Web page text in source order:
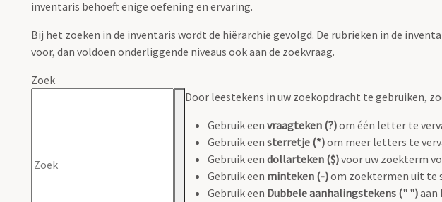
inventaris behoeft enige oefening en ervaring.
Bij het zoeken in de inventaris wordt de hiërarchie gevolgd. De rubrieken in de
voor, dan voldoen onderliggende niveaus ook aan de zoekvraag.
Zoek
Door leestekens in uw zoekopdracht te gebruiken,
Gebruik een vraagteken (?)om één letter te
Gebruik een sterretje (*)om meer letters te
Gebruik een dollarteken ($)voor uw zoekterm
Gebruik een minteken (-)om zoektermen uit te
Gebruik een Dubbele aanhalingstekens (" ")aan